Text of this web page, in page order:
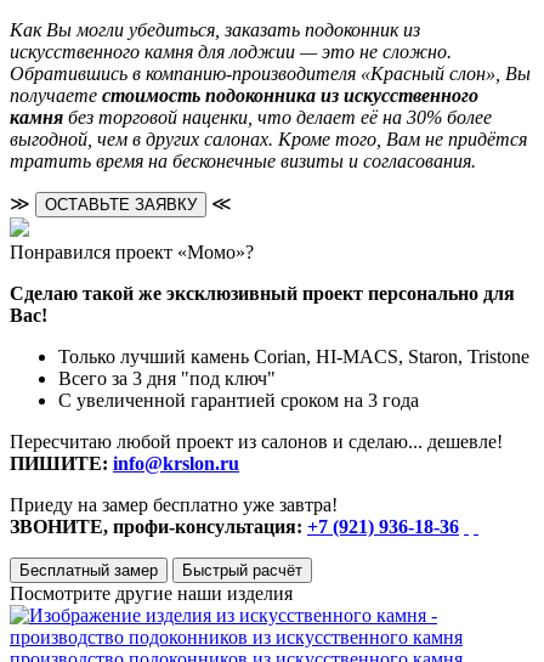
Как Вы могли убедиться, заказать подоконник из
искусственного камня для лоджии — это не сложно.
Обратившись в компанию-производителя «Красный слон», Вы
получаете стоимость подоконника из искусственного
камня без торговой наценки, что делает её на 30% более
выгодной, чем в других салонах. Кроме того, Вам не придётся
тратить время на бесконечные визиты и согласования.
≫ ОСТАВЬТЕ ЗАЯВКУ ≪
Понравился проект «Момо»?
Сделаю такой же эксклюзивный проект персонально для
Вас!
Только лучший камень Corian, HI-MACS, Staron, Tristone
Всего за 3 дня "под ключ"
С увеличенной гарантией сроком на 3 года
Пересчитаю любой проект из салонов и сделаю... дешевле!
ПИШИТЕ: info@krslon.ru
Приеду на замер бесплатно уже завтра!
ЗВОНИТЕ, профи-консультация: +7 (921) 936-18-36
Бесплатный замер Быстрый расчёт
Посмотрите другие наши изделия